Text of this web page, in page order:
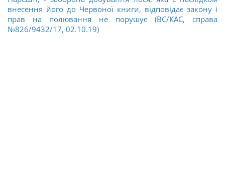
внесення його до Червоної книги, відповідає закону і
прав на полювання не порушує (ВС/КАС, справа
№826/9432/17, 02.10.19)